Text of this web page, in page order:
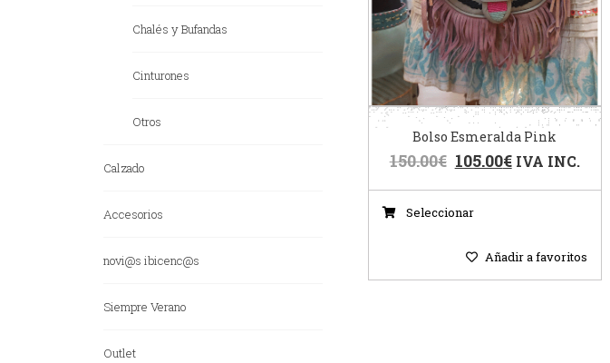
Bolso Esmeralda Pink
150.00€ 105.00€ IVA INC.
Seleccionar
Añadir a favoritos
Chalés y Bufandas
Cinturones
Otros
Calzado
Accesorios
novi@s ibicenc@s
Siempre Verano
Outlet